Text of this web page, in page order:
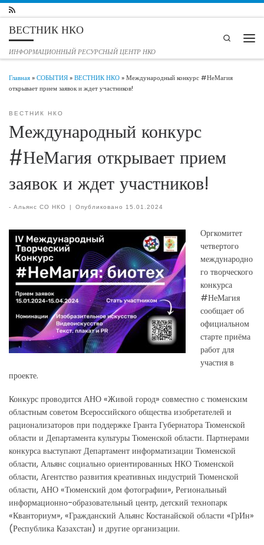
Перейти к содержимому
ВЕСТНИК НКО
ИНФОРМАЦИОННЫЙ РЕСУРСНЫЙ ЦЕНТР НКО
Search
Главная»СОБЫТИЯ»ВЕСТНИК НКО»Международный конкурс #НеМагия
открывает прием заявок и ждет участников!
ВЕСТНИК НКО
Международный конкурс
#НеМагия открывает прием
заявок и ждет участников!
- Альянс СО НКО | Опубликовано 15.01.2024
Оргкомитет
четвертого
международно
го творческого
конкурса
#НеМагия
сообщает об
официальном
старте приёма
работ для
участия в
проекте.
Конкурс проводится АНО «Живой город» совместно с тюменским
областным советом Всероссийского общества изобретателей и
рационализаторов при поддержке Гранта Губернатора Тюменской
области и Департамента культуры Тюменской области. Партнерами
конкурса выступают Департамент информатизации Тюменской
области, Альянс социально ориентированных НКО Тюменской
области, Агентство развития креативных индустрий Тюменской
области, АНО «Тюменский дом фотографии», Региональный
информационно-образовательный центр, детский технопарк
«Кванториум», «Гражданский Альянс Костанайской области «ГрИн»
(Республика Казахстан) и другие организации.